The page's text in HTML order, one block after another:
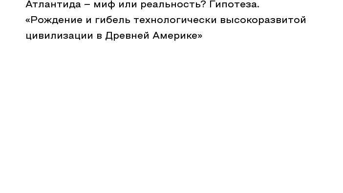
Атлантида – миф или реальность? Гипотеза.
«Рождение и гибель технологически высокоразвитой
цивилизации в Древней Америке»